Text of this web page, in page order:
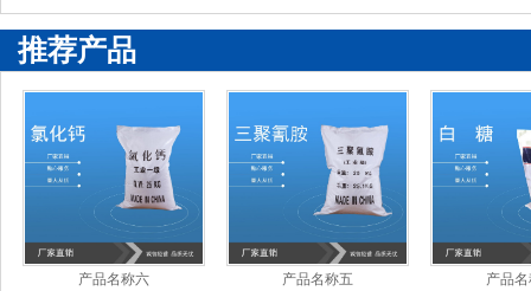
推荐产品
产品名称六 产品名称五 产品